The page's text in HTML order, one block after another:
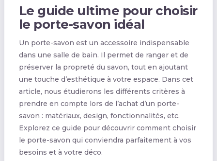
Le guide ultime pour choisir
le porte-savon idéal
Un porte-savon est un accessoire indispensable
dans une salle de bain. Il permet de ranger et de
préserver la propreté du savon, tout en ajoutant
une touche d’esthétique à votre espace. Dans cet
article, nous étudierons les différents critères à
prendre en compte lors de l’achat d’un porte-
savon : matériaux, design, fonctionnalités, etc.
Explorez ce guide pour découvrir comment choisir
le porte-savon qui conviendra parfaitement à vos
besoins et à votre déco.